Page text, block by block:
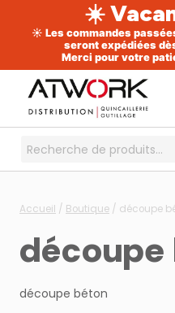
☀️
☀️ Les commandes
seront expédiées
Merci pour votre
contenu
Recherche
Accueil / Boutique / découpe
découpe béton